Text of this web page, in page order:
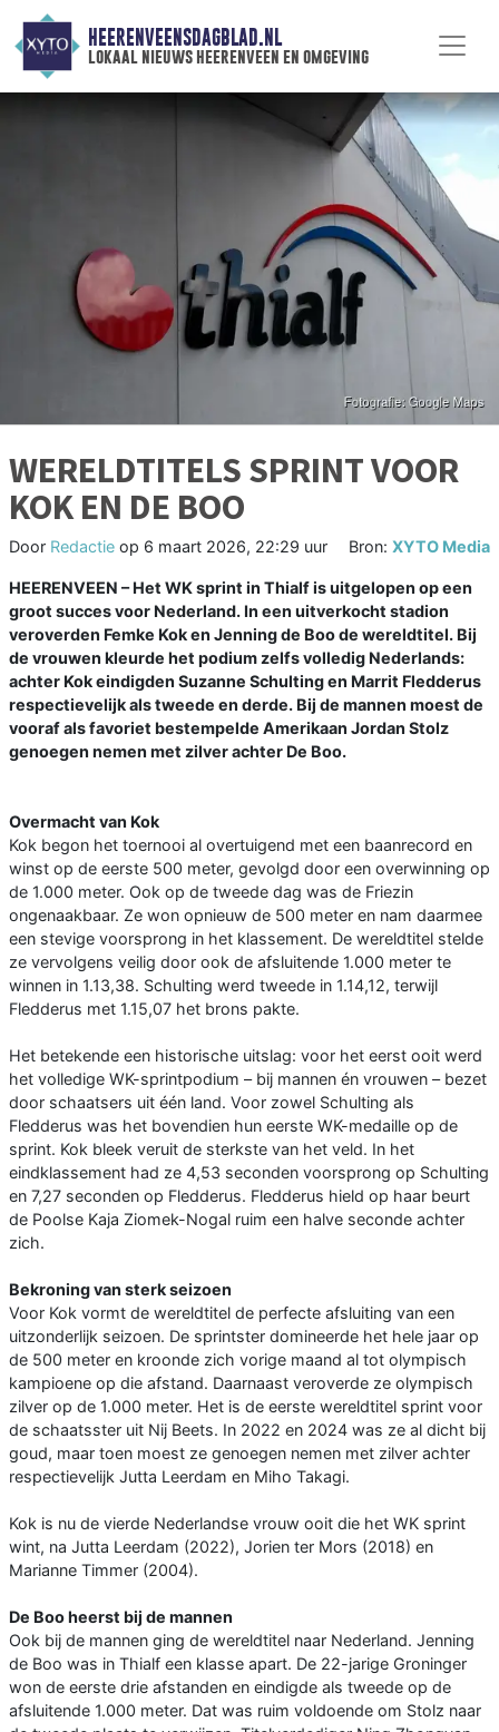
HEERENVEENSDAGBLAD.NL
lokaal nieuws heerenveen en omgeving
WERELDTITELS SPRINT VOOR
KOK EN DE BOO
Door Redactie op 6 maart 2026, 22:29 uur Bron: XYTO Media
HEERENVEEN – Het WK sprint in Thialf is uitgelopen op een
groot succes voor Nederland. In een uitverkocht stadion
veroverden Femke Kok en Jenning de Boo de wereldtitel. Bij
de vrouwen kleurde het podium zelfs volledig Nederlands:
achter Kok eindigden Suzanne Schulting en Marrit Fledderus
respectievelijk als tweede en derde. Bij de mannen moest de
vooraf als favoriet bestempelde Amerikaan Jordan Stolz
genoegen nemen met zilver achter De Boo.
Overmacht van Kok
Kok begon het toernooi al overtuigend met een baanrecord en
winst op de eerste 500 meter, gevolgd door een overwinning op
de 1.000 meter. Ook op de tweede dag was de Friezin
ongenaakbaar. Ze won opnieuw de 500 meter en nam daarmee
een stevige voorsprong in het klassement. De wereldtitel stelde
ze vervolgens veilig door ook de afsluitende 1.000 meter te
winnen in 1.13,38. Schulting werd tweede in 1.14,12, terwijl
Fledderus met 1.15,07 het brons pakte.
Het betekende een historische uitslag: voor het eerst ooit werd
het volledige WK-sprintpodium – bij mannen én vrouwen – bezet
door schaatsers uit één land. Voor zowel Schulting als
Fledderus was het bovendien hun eerste WK-medaille op de
sprint. Kok bleek veruit de sterkste van het veld. In het
eindklassement had ze 4,53 seconden voorsprong op Schulting
en 7,27 seconden op Fledderus. Fledderus hield op haar beurt
de Poolse Kaja Ziomek-Nogal ruim een halve seconde achter
zich.
Bekroning van sterk seizoen
Voor Kok vormt de wereldtitel de perfecte afsluiting van een
uitzonderlijk seizoen. De sprintster domineerde het hele jaar op
de 500 meter en kroonde zich vorige maand al tot olympisch
kampioene op die afstand. Daarnaast veroverde ze olympisch
zilver op de 1.000 meter. Het is de eerste wereldtitel sprint voor
de schaatsster uit Nij Beets. In 2022 en 2024 was ze al dicht bij
goud, maar toen moest ze genoegen nemen met zilver achter
respectievelijk Jutta Leerdam en Miho Takagi.
Kok is nu de vierde Nederlandse vrouw ooit die het WK sprint
wint, na Jutta Leerdam (2022), Jorien ter Mors (2018) en
Marianne Timmer (2004).
De Boo heerst bij de mannen
Ook bij de mannen ging de wereldtitel naar Nederland. Jenning
de Boo was in Thialf een klasse apart. De 22-jarige Groninger
won de eerste drie afstanden en eindigde als tweede op de
afsluitende 1.000 meter. Dat was ruim voldoende om Stolz naar